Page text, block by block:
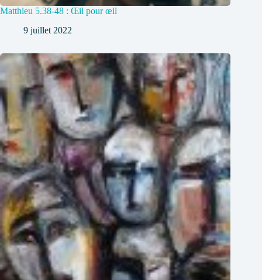
Matthieu 5.38-48 : Œil pour œil
9 juillet 2022